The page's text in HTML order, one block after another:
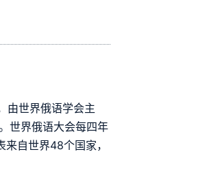
由世界俄语学会主
世界俄语大会每四年
自世界48个国家，